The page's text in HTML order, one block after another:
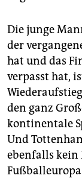
Die junge
der
hat und das
verpasst hat,
den ganz
kontinentale
Und
ebenfalls kein